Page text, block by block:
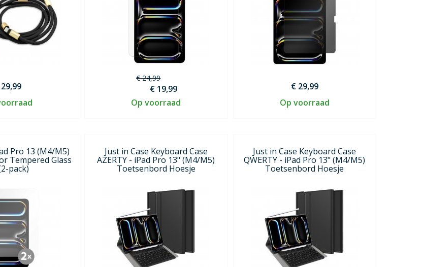
€ 24,99
€ 19,99
Op voorraad
€ 29,99
Op voorraad
Pro 13 (M4/M5)
Tempered Glass
pack)
Just in Case Keyboard Case
AZERTY - iPad Pro 13" (M4/M5)
Toetsenbord Hoesje
Just in Case Keyboard Case
QWERTY - iPad Pro 13" (M4/M5)
Toetsenbord Hoesje